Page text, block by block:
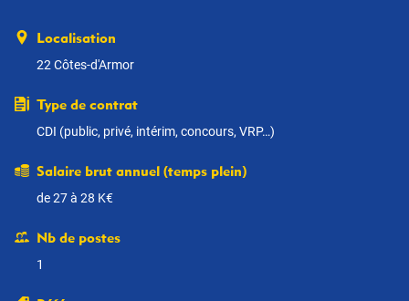
Localisation
22 Côtes-d'Armor
Type de contrat
CDI (public, privé, intérim, concours, VRP…)
Salaire brut annuel (temps plein)
de 27 à 28 K€
Nb de postes
1